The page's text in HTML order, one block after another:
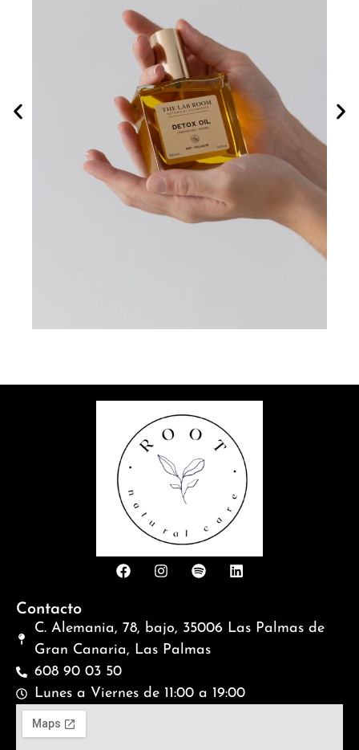
Contacto
C. Alemania, 78, bajo, 35006 Las Palmas de
Gran Canaria, Las Palmas
608 90 03 50
Lunes a Viernes de 11:00 a 19:00